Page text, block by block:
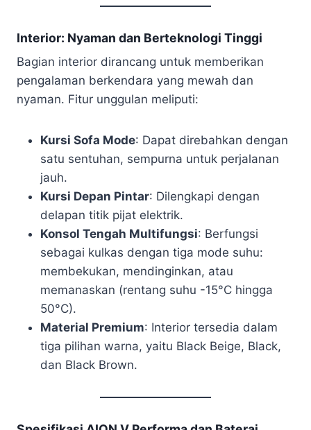
Interior: Nyaman dan Berteknologi Tinggi
Bagian interior dirancang untuk memberikan
pengalaman berkendara yang mewah dan
nyaman. Fitur unggulan meliputi:
Kursi Sofa Mode: Dapat direbahkan dengan
satu sentuhan, sempurna untuk perjalanan
jauh.
Kursi Depan Pintar: Dilengkapi dengan
delapan titik pijat elektrik.
Konsol Tengah Multifungsi: Berfungsi
sebagai kulkas dengan tiga mode suhu:
membekukan, mendinginkan, atau
memanaskan (rentang suhu -15°C hingga
50°C).
Material Premium: Interior tersedia dalam
tiga pilihan warna, yaitu Black Beige, Black,
dan Black Brown.